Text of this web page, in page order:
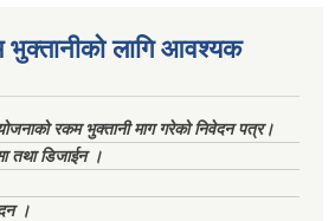
भुक्तानीको लागि आवश्यक
रकम भुक्तानी माग गरेको निवेदन पत्र।
तथा डिजाईन ।
।